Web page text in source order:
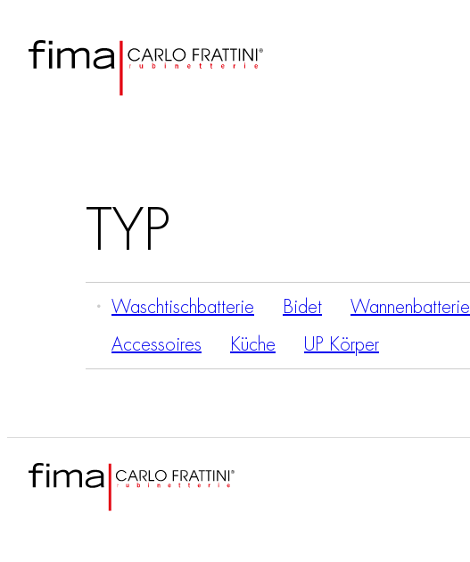
TYP
Waschtischbatterie Bidet Wannenbatterie
Accessoires Küche UP Körper